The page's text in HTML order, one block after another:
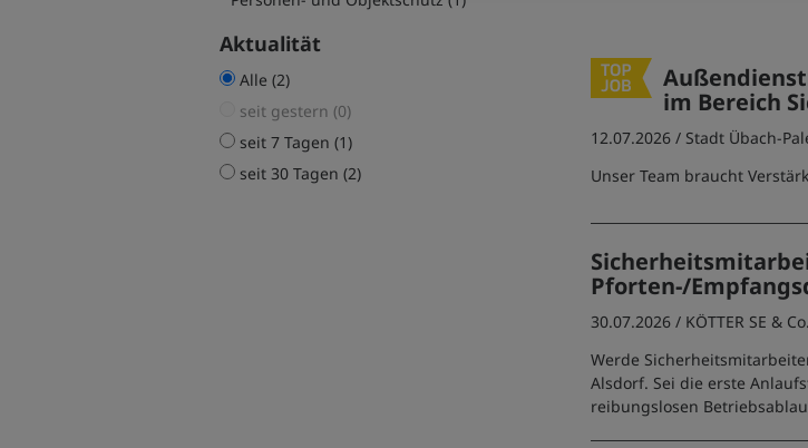
Aktualität
Alle (2)
seit gestern (0)
seit 7 Tagen (1)
seit 30 Tagen (2)
im Bereich
12.07.2026 / Stadt Übach-
Unser Team braucht
Pforten-/
30.07.2026 / KÖTTER SE &
Werde
Alsdorf. Sei die erste
reibungslosen